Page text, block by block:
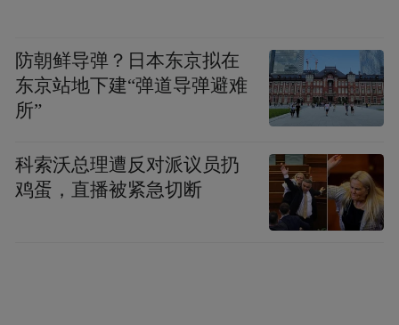
防朝鲜导弹？日本东京拟在
东京站地下建“弹道导弹避难
所”
科索沃总理遭反对派议员扔
鸡蛋，直播被紧急切断